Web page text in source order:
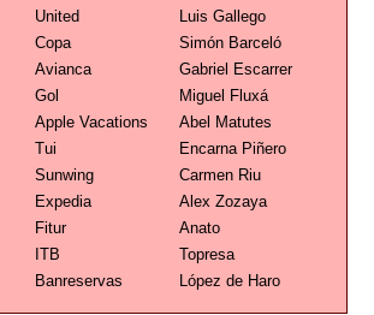
United
Luis Gallego
Copa
Simón Barceló
Avianca
Gabriel Escarrer
Gol
Miguel Fluxá
Apple Vacations
Abel Matutes
Tui
Encarna Piñero
Sunwing
Carmen Riu
Expedia
Alex Zozaya
Fitur
Anato
ITB
Topresa
Banreservas López de Haro